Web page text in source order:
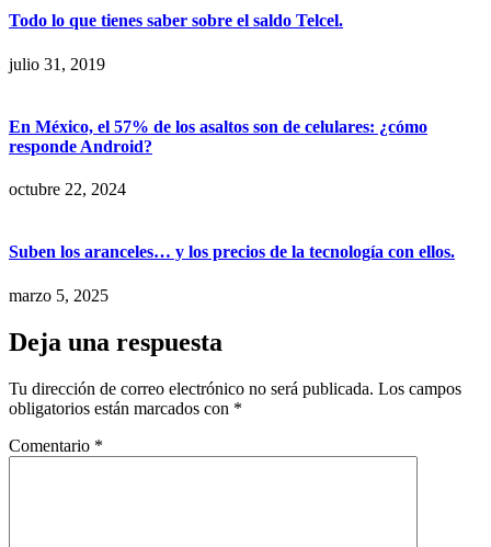
Todo lo que tienes saber sobre el saldo Telcel.
julio 31, 2019
En México, el 57% de los asaltos son de celulares: ¿cómo
responde Android?
octubre 22, 2024
Suben los aranceles… y los precios de la tecnología con ellos.
marzo 5, 2025
Deja una respuesta
Tu dirección de correo electrónico no será publicada. Los campos
obligatorios están marcados con *
Comentario *